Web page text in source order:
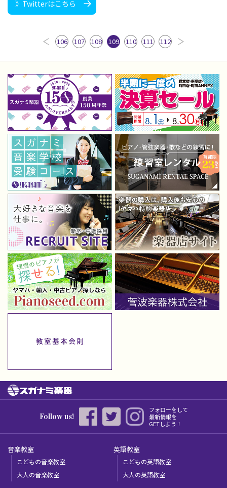
》Twitterはこちら
106 107 108 109 110 111 112
Follow us!
フォローをして
最新情報を
GETしよう！
音楽教室
こどもの音楽教室
大人の音楽教室
英語教室
こどもの英語教室
大人の英語教室